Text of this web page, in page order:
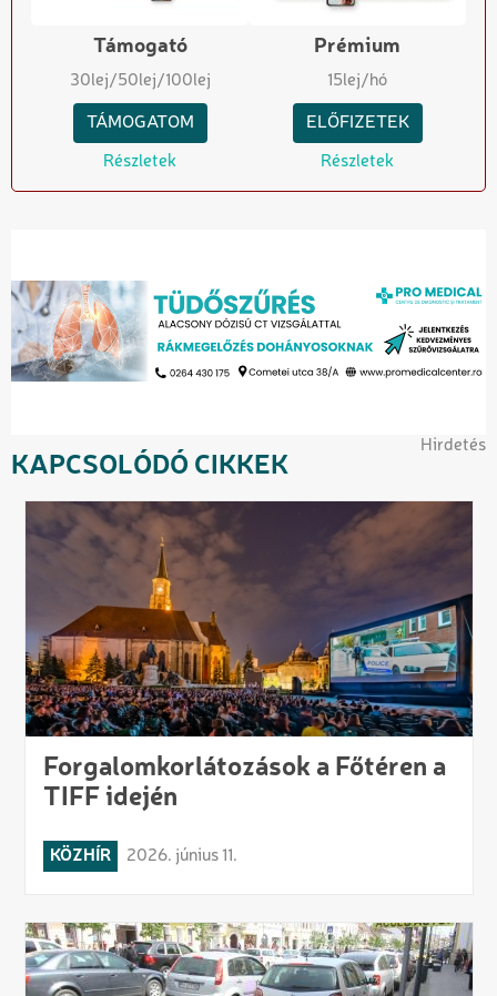
Támogató
30lej/50lej/100lej
TÁMOGATOM
Részletek
Prémium
15lej/hó
ELŐFIZETEK
Részletek
Hirdetés
KAPCSOLÓDÓ CIKKEK
Forgalomkorlátozások a Főtéren a
TIFF idején
KÖZHÍR 2026. június 11.